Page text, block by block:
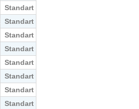
Standart
Standart
Standart
Standart
Standart
Standart
Standart
Standart